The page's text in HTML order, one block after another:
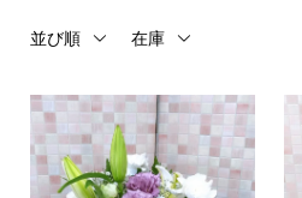
並び順 在庫